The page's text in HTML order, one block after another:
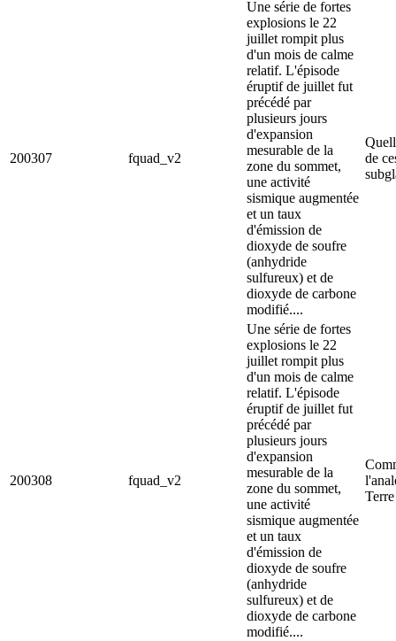
200307 fquad_v2
Une série de fortes
explosions le 22
juillet rompit plus
d'un mois de calme
relatif. L'épisode
éruptif de juillet fut
précédé par
plusieurs jours
d'expansion
mesurable de la
zone du sommet,
une activité
sismique augmentée
et un taux
d'émission de
dioxyde de soufre
(anhydride
sulfureux) et de
dioxyde de carbone
modifié....
de
200308 fquad_v2
Une série de fortes
explosions le 22
juillet rompit plus
d'un mois de calme
relatif. L'épisode
éruptif de juillet fut
précédé par
plusieurs jours
d'expansion
mesurable de la
zone du sommet,
une activité
sismique augmentée
et un taux
d'émission de
dioxyde de soufre
(anhydride
sulfureux) et de
dioxyde de carbone
modifié....